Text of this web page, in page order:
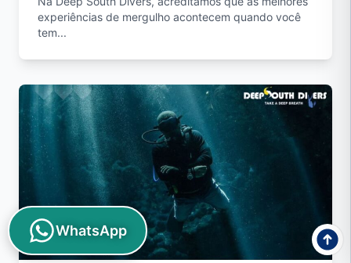
experiências de mergulho acontecem quando você
tem...
WhatsApp